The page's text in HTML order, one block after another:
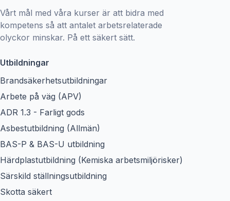
Vårt mål med våra kurser är att bidra med
kompetens så att antalet arbetsrelaterade
olyckor minskar. På ett säkert sätt.
Utbildningar
Brandsäkerhetsutbildningar
Arbete på väg (APV)
ADR 1.3 - Farligt gods
Asbestutbildning (Allmän)
BAS-P & BAS-U utbildning
Härdplastutbildning (Kemiska arbetsmiljörisker)
Särskild ställningsutbildning
Skotta säkert